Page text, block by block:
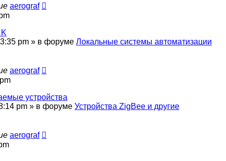
aerograf
pm » в форуме Локальные системы автоматизации
aerograf
устройства
pm » в форуме Устройства ZigBee и другие
aerograf